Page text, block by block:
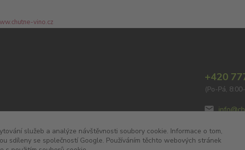
vino.cz
+420
(Po-Pá,
služeb a analýze návštěvnosti soubory cookie. Informace o tom,
sdíleny se společností Google. Používáním těchto webových stránek